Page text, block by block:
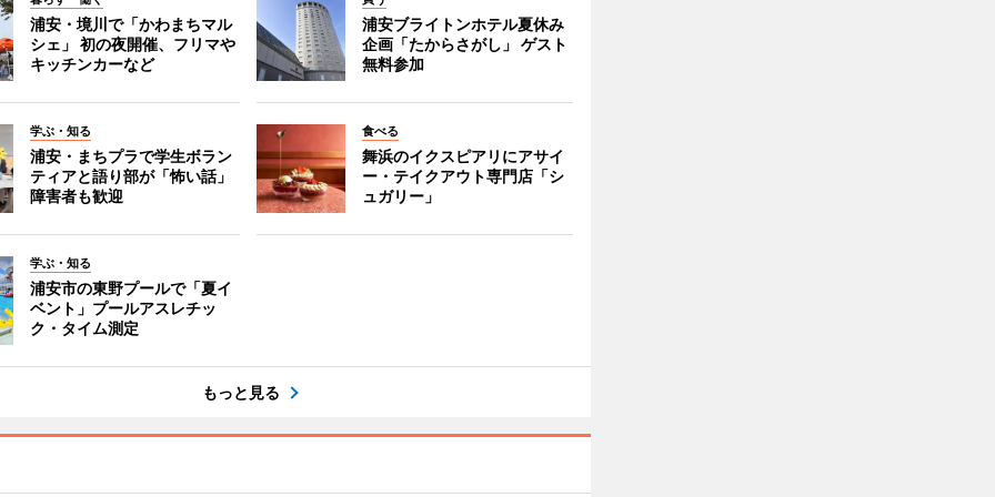
浦安・境川で「かわまちマル
シェ」 初の夜開催、フリマや
キッチンカーなど
浦安ブライトンホテル夏休み
企画「たからさがし」 ゲスト
無料参加
学ぶ・知る
浦安・まちプラで学生ボラン
ティアと語り部が「怖い話」
障害者も歓迎
食べる
舞浜のイクスピアリにアサイ
ー・テイクアウト専門店「シ
ュガリー」
学ぶ・知る
浦安市の東野プールで「夏イ
ベント」プールアスレチッ
ク・タイム測定
もっと見る